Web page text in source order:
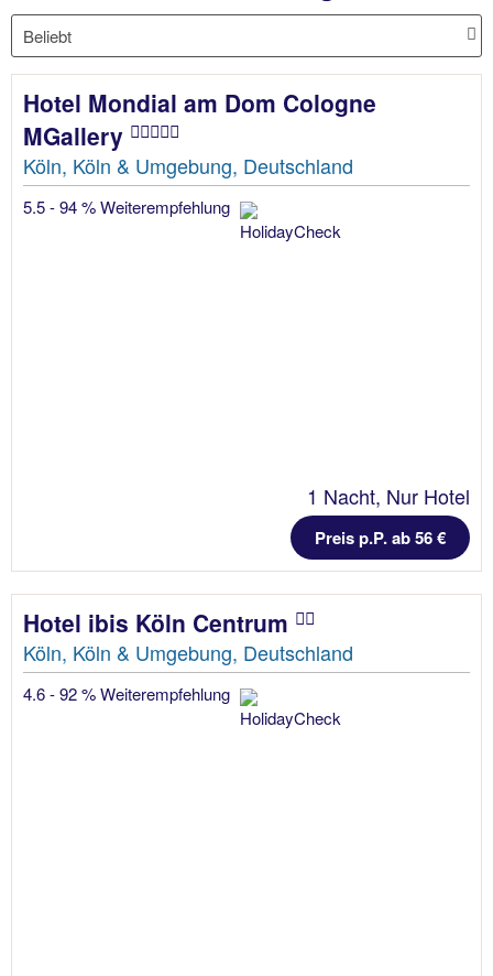
Hotel Mondial am Dom Cologne
MGallery
Köln, Köln & Umgebung, Deutschland
5.5 - 94 % Weiterempfehlung
1 Nacht, Nur Hotel
Preis p.P. ab 56 €
Hotel ibis Köln Centrum
Köln, Köln & Umgebung, Deutschland
4.6 - 92 % Weiterempfehlung